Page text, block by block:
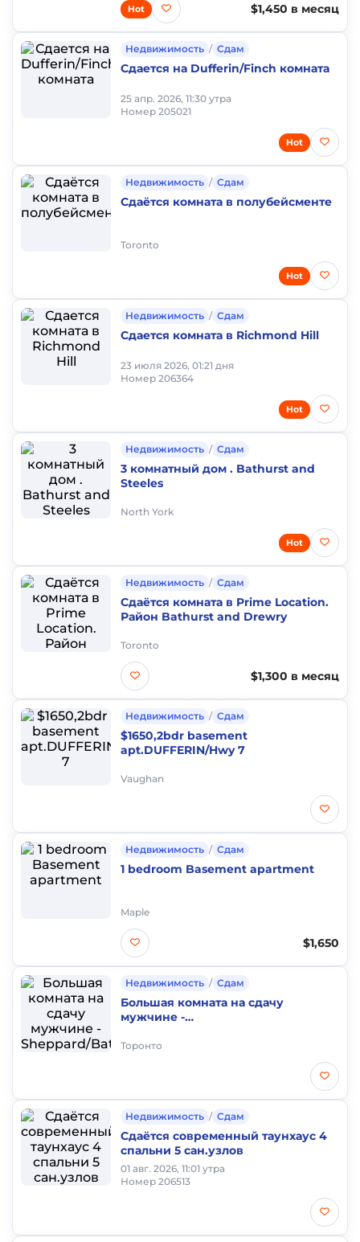
$1,450 в месяц
Hot
Недвижимость / Сдам
Сдается на Dufferin/Finch комната
25 апр. 2026, 11:30 утра
Номер 205021
Hot
Недвижимость / Сдам
Сдаётся комната в полубейсменте
Toronto
Hot
Недвижимость / Сдам
Сдается комната в Richmond Hill
23 июля 2026, 01:21 дня
Номер 206364
Hot
Недвижимость / Сдам
3 комнатный дом . Bathurst and
Steeles
North York
Hot
Недвижимость / Сдам
Сдаётся комната в Prime Location.
Район Bathurst and Drewry
Toronto
$1,300 в месяц
Недвижимость / Сдам
$1650,2bdr basement
apt.DUFFERIN/Hwy 7
Vaughan
Недвижимость / Сдам
1 bedroom Basement apartment
Maple
$1,650
Недвижимость / Сдам
Большая комната на сдачу
мужчине -
Торонто
Недвижимость / Сдам
Сдаётся современный таунхаус 4
спальни 5 сан.узлов
01 авг. 2026, 11:01 утра
Номер 206513